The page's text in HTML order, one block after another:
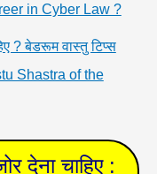
in Cyber Law ?
? बेडरूम वास्तु टिप्स
Shastra of the
देना चाहिए :